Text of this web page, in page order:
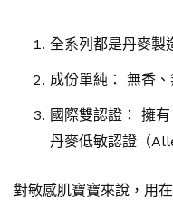
全系列都是丹麥製
成份單純： 無香
國際雙認證： 擁
丹麥低敏認證（
對敏感肌寶寶來說，用